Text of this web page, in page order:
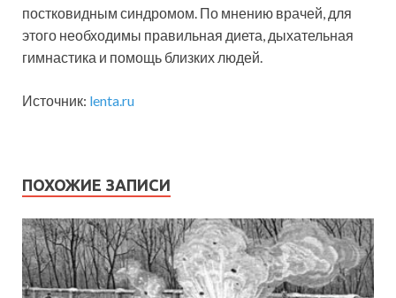
постковидным синдромом. По мнению врачей, для
этого необходимы правильная диета, дыхательная
гимнастика и помощь близких людей.
Источник: lenta.ru
ПОХОЖИЕ ЗАПИСИ